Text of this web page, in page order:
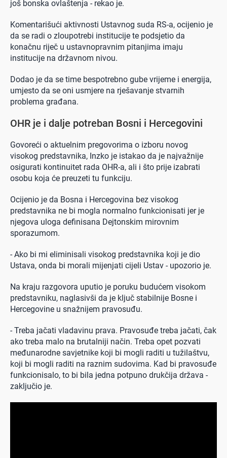
još bonska ovlaštenja - rekao je.
Komentarišući aktivnosti Ustavnog suda RS-a, ocijenio je
da se radi o zloupotrebi institucije te podsjetio da
konačnu riječ u ustavnopravnim pitanjima imaju
institucije na državnom nivou.
Dodao je da se time bespotrebno gube vrijeme i energija,
umjesto da se oni usmjere na rješavanje stvarnih
problema građana.
OHR je i dalje potreban Bosni i Hercegovini
Govoreći o aktuelnim pregovorima o izboru novog
visokog predstavnika, Inzko je istakao da je najvažnije
osigurati kontinuitet rada OHR-a, ali i što prije izabrati
osobu koja će preuzeti tu funkciju.
Ocijenio je da Bosna i Hercegovina bez visokog
predstavnika ne bi mogla normalno funkcionisati jer je
njegova uloga definisana Dejtonskim mirovnim
sporazumom.
- Ako bi mi eliminisali visokog predstavnika koji je dio
Ustava, onda bi morali mijenjati cijeli Ustav - upozorio je.
Na kraju razgovora uputio je poruku budućem visokom
predstavniku, naglasivši da je ključ stabilnije Bosne i
Hercegovine u snažnijem pravosuđu.
- Treba jačati vladavinu prava. Pravosuđe treba jačati, čak
ako treba malo na brutalniji način. Treba opet pozvati
međunarodne savjetnike koji bi mogli raditi u tužilaštvu,
koji bi mogli raditi na raznim sudovima. Kad bi pravosuđe
funkcionisalo, to bi bila jedna potpuno drukčija država -
zaključio je.